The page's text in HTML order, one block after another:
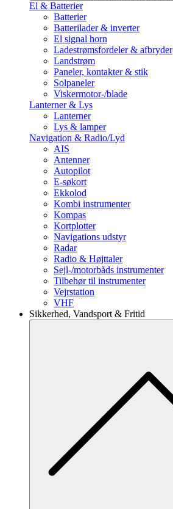
El & Batterier
Batterier
Batterilader & inverter
El signal horn
Ladestrømsfordeler & afbryder
Landstrøm
Paneler, kontakter & stik
Solpaneler
Viskermotor-/blade
Lanterner & Lys
Lanterner
Lys & lamper
Navigation & Radio/Lyd
AIS
Antenner
Autopilot
E-søkort
Ekkolod
Kombi instrumenter
Kompas
Kortplotter
Navigations udstyr
Radar
Radio & Højttaler
Sejl-/motorbåds instrumenter
Tilbehør til instrumenter
Vejrstation
VHF
Sikkerhed, Vandsport & Fritid